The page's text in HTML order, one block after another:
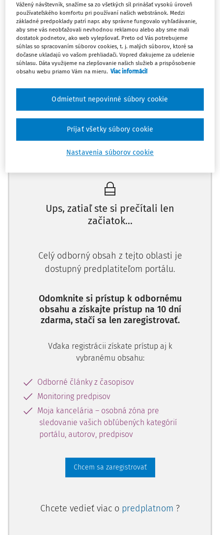
svojho tretieho vydania. Najnovšou vydanou publikáciou z
tejto edície je Repetitórium teórie práva. Publikácia vyšla
koncom roku 2021 v rozsahu 100 strán a jej autorom je
JUDr. Dominik Šoltys, PhD.
Prvýkrát sa študenti právnických fakúlt na Slovensku
stretávajú s Teóriou práva ako výučbovým predmetom užv
prvom ročníku bakalárskeho štúdia. Počas jedného
semestra sa študenti zoznamujú so základmi práva, ktoré
budú tvori
Máte predplatné?
Ups, zatiaľ ste si prečítali len
začiatok...
Celý odborný obsah z tejto oblasti je
dostupný predplatiteľom portálu.
Odomknite si prístup k odbornému
obsahu a získajte prístup na 10 dní
zdarma, stačí sa len zaregistrovať.
Vďaka registrácii získate prístup aj k
vybranému obsahu:
Odborné články z časopisov
Monitoring predpisov
Moja kancelária – osobná zóna pre
sledovanie vašich obľúbených kategórií
portálu, autorov, predpisov
Chcem sa zaregistrovať
Chcete vedieť viac o predplatnom ?
Vážený návštevník, snažíme sa zo všetkých síl prinášať vysokú úroveň
používateľského komfortu pri používaní našich webstránok. Medzi
základné predpoklady patrí napr. aby správne fungovalo vyhľadávanie,
aby sme vás neobťažovali nevhodnou reklamou alebo aby sme mali
dostatok podnetov, ako web vylepšovať. Preto od Vás potrebujeme
súhlas so spracovaním súborov cookies, t. j. malých súborov, ktoré sa
dočasne ukladajú vo vašom prehliadači. Vopred ďakujeme za udelenie
súhlasu. Dáta využijeme na zlepšovanie našich služieb a prispôsobenie
obsahu webu priamo Vám na mieru. Viac informácií
Nastavenia súborov cookie
Odmietnut nepovinné súbory cookie
Prijať všetky súbory cookie